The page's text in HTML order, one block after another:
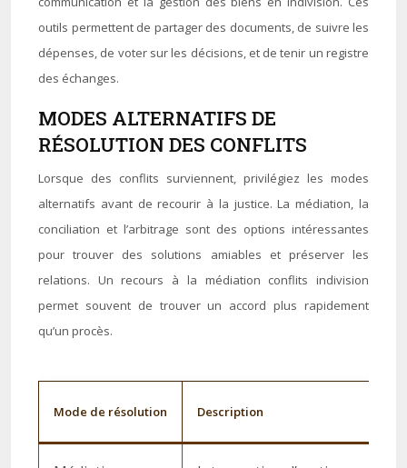
outils permettent de partager des documents, de suivre les
dépenses, de voter sur les décisions, et de tenir un registre
des échanges.
MODES ALTERNATIFS DE
RÉSOLUTION DES CONFLITS
Lorsque des conflits surviennent, privilégiez les modes
alternatifs avant de recourir à la justice. La médiation, la
conciliation et l’arbitrage sont des options intéressantes
pour trouver des solutions amiables et préserver les
relations. Un recours à la médiation conflits indivision
permet souvent de trouver un accord plus rapidement
qu’un procès.
Mode de résolution Description